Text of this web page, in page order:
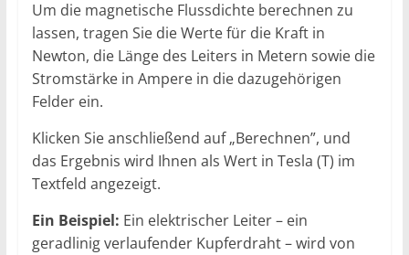
Um die magnetische Flussdichte berechnen zu
lassen, tragen Sie die Werte für die Kraft in
Newton, die Länge des Leiters in Metern sowie die
Stromstärke in Ampere in die dazugehörigen
Felder ein.
Klicken Sie anschließend auf „Berechnen”, und
das Ergebnis wird Ihnen als Wert in Tesla (T) im
Textfeld angezeigt.
Ein Beispiel: Ein elektrischer Leiter – ein
geradlinig verlaufender Kupferdraht – wird von